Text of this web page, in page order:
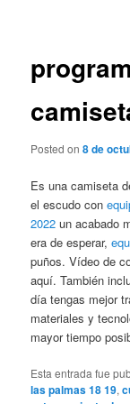
Posted on8 de
Es una camiseta
el escudo con
2022 un acabado
era de esperar,
puños. Vídeo de
aquí. También
día tengas mejor
materiales y
mayor tiempo
Esta entrada fue
las palmas 18 19,